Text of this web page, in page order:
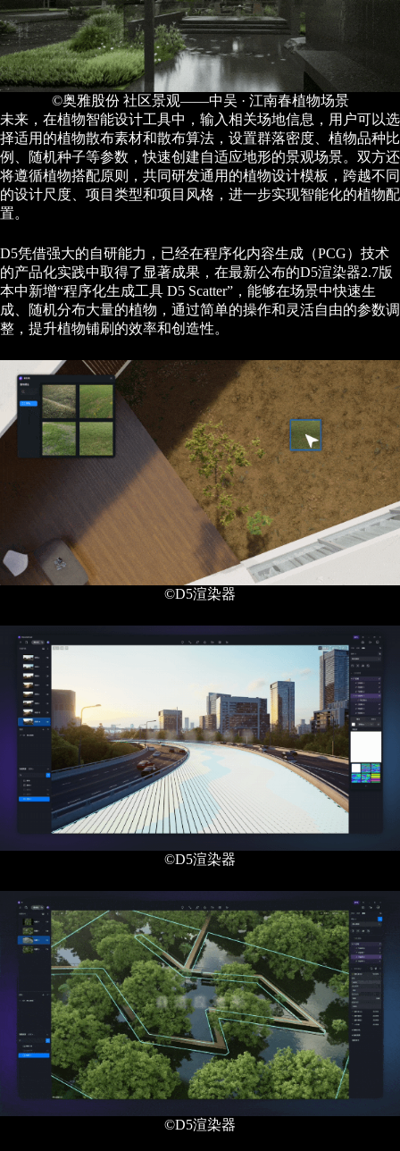
©奥雅股份 社区景观——中吴 · 江南春植物场景
未来，在植物智能设计工具中，输入相关场地信息，用户可以选
择适用的植物散布素材和散布算法，设置群落密度、植物品种比
例、随机种子等参数，快速创建自适应地形的景观场景。双方还
将遵循植物搭配原则，共同研发通用的植物设计模板，跨越不同
的设计尺度、项目类型和项目风格，进一步实现智能化的植物配
置。
D5凭借强大的自研能力，已经在程序化内容生成（PCG）技术
的产品化实践中取得了显著成果，在最新公布的D5渲染器2.7版
本中新增“程序化生成工具 D5 Scatter”，能够在场景中快速生
成、随机分布大量的植物，通过简单的操作和灵活自由的参数调
整，提升植物铺刷的效率和创造性。
©D5渲染器
©D5渲染器
©D5渲染器